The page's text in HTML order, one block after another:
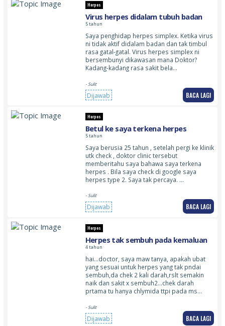
Herpes
Virus herpes didalam tubuh badan
5 tahun
Saya penghidap herpes simplex. Ketika virus
ni tidak aktif didalam badan dan tak timbul
rasa gatal-gatal. Virus herpes simplex ni
bersembunyi dikawasan mana Doktor?
Kadang-kadang rasa sakit bela…
- Sulit
Dijawab BACA LAGI
Herpes
Betul ke saya terkena herpes
5 tahun
Saya berusia 25 tahun , setelah pergi ke klinik
utk check , doktor clinic tersebut
memberitahu saya bahawa saya terkena
herpes . Bila saya check di google saya
herpes type 2. Saya tak percaya. …
- Sulit
Dijawab BACA LAGI
Herpes
Herpes tak sembuh pada kemaluan
4 tahun
hai…doctor, saya maw tanya, apakah ubat
yang sesuai untuk herpes yang tak pndai
sembuh,da chek 2 kali darah,rslt semakin
naik dan sakit x sembuh2…chek darah
prtama tu hanya chlymida ttpi pada ms…
- Sulit
Dijawab BACA LAGI